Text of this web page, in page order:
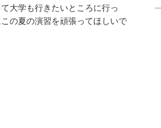
大学も行きたいところに行っ
の夏の演習を頑張ってほしいで